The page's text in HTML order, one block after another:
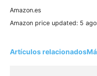
Amazon.es
Amazon price updated: 5
Artículos relacionados